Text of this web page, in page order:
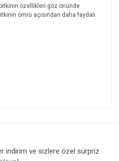
özellikleri göz önünde
ömrü açısından daha faydalı
veya görüntülenemiyor.
indirim ve sizlere özel sürpriz